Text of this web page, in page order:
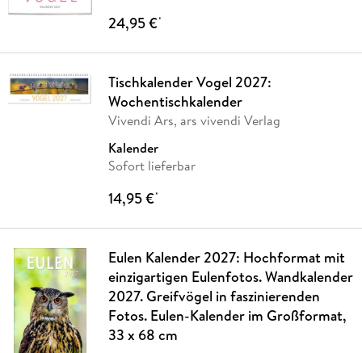
24,95 €*
Tischkalender Vogel 2027:
Wochentischkalender
Vivendi Ars, ars vivendi Verlag
Kalender
Sofort lieferbar
14,95 €*
Eulen Kalender 2027: Hochformat mit
einzigartigen Eulenfotos. Wandkalender
2027. Greifvögel in faszinierenden
Fotos. Eulen-Kalender im Großformat,
33 x 68 cm